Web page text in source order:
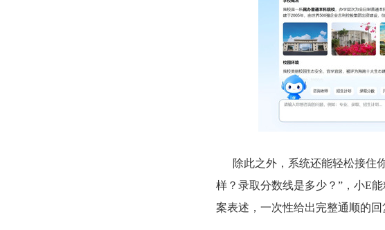
除此之外，系统还能轻松接住
样？录取分数线是多少？”，小E
案表述，一次性给出完整通顺的